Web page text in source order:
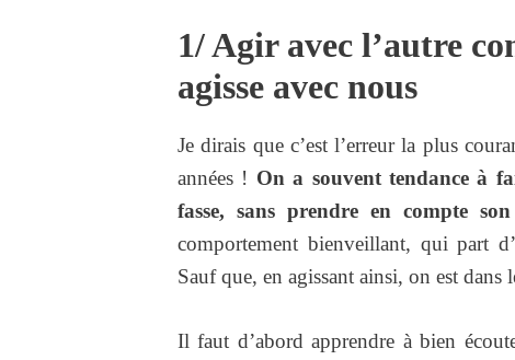
1/ Agir avec l’autre
agisse avec nous
Je dirais que c’est l’erreur la plus
années ! On a souvent tendance à
fasse, sans prendre en compte
comportement bienveillant, qui part
Sauf que, en agissant ainsi, on est dans
Il faut d’abord apprendre à bien